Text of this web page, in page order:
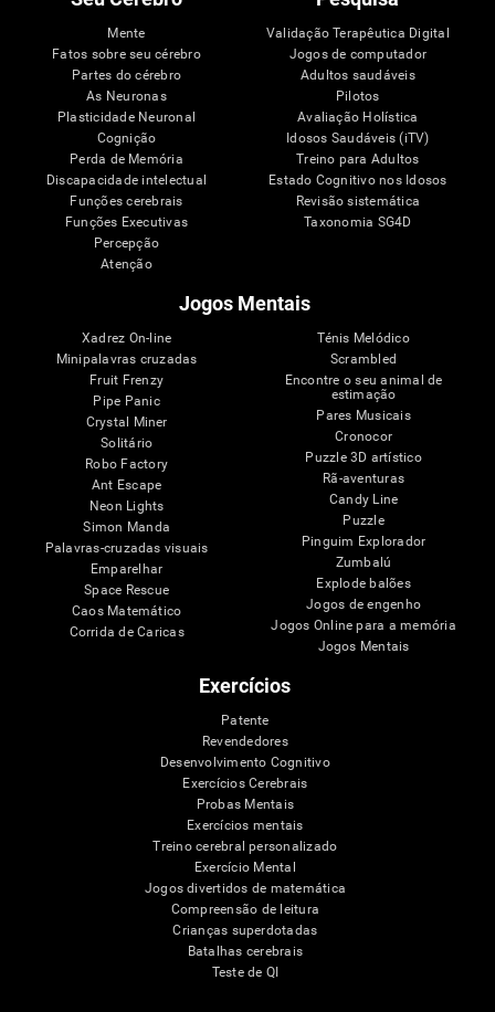
Mente
Fatos sobre seu cérebro
Partes do cérebro
As Neuronas
Plasticidade Neuronal
Cognição
Perda de Memória
Discapacidade intelectual
Funções cerebrais
Funções Executivas
Percepção
Atenção
Validação Terapêutica Digital
Jogos de computador
Adultos saudáveis
Pilotos
Avaliação Holística
Idosos Saudáveis (iTV)
Treino para Adultos
Estado Cognitivo nos Idosos
Revisão sistemática
Taxonomia SG4D
Jogos Mentais
Xadrez On-line
Minipalavras cruzadas
Fruit Frenzy
Pipe Panic
Crystal Miner
Solitário
Robo Factory
Ant Escape
Neon Lights
Simon Manda
Palavras-cruzadas visuais
Emparelhar
Space Rescue
Caos Matemático
Corrida de Caricas
Ténis Melódico
Scrambled
Encontre o seu animal de
estimação
Pares Musicais
Cronocor
Puzzle 3D artístico
Rã-aventuras
Candy Line
Puzzle
Pinguim Explorador
Zumbalú
Explode balões
Jogos de engenho
Jogos Online para a memória
Jogos Mentais
Exercícios
Patente
Revendedores
Desenvolvimento Cognitivo
Exercícios Cerebrais
Probas Mentais
Exercícios mentais
Treino cerebral personalizado
Exercício Mental
Jogos divertidos de matemática
Compreensão de leitura
Crianças superdotadas
Batalhas cerebrais
Teste de QI